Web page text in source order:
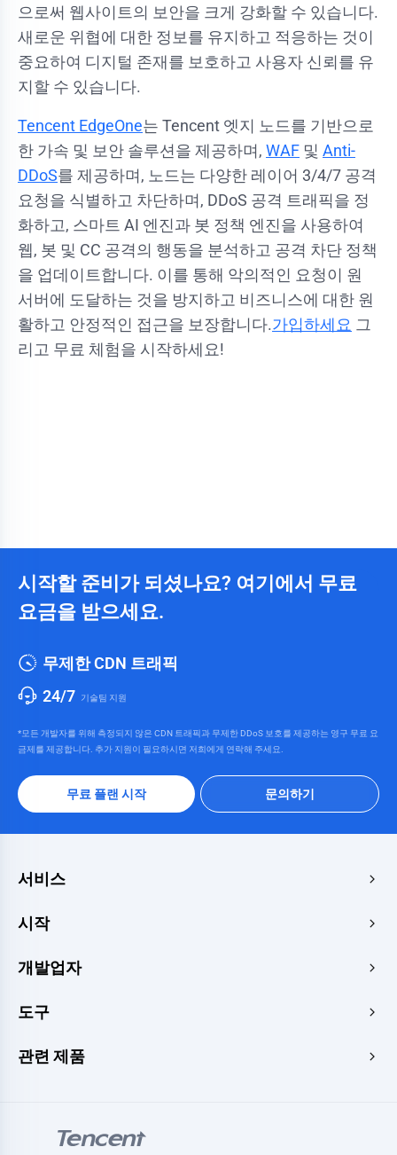
으로써 웹사이트의 보안을 크게 강화할 수 있습니다.
새로운 위협에 대한 정보를 유지하고 적응하는 것이
중요하여 디지털 존재를 보호하고 사용자 신뢰를 유
지할 수 있습니다.
Tencent EdgeOne는 Tencent 엣지 노드를 기반으로
한 가속 및 보안 솔루션을 제공하며, WAF 및 Anti-
DDoS를 제공하며, 노드는 다양한 레이어 3/4/7 공격
요청을 식별하고 차단하며, DDoS 공격 트래픽을 정
화하고, 스마트 AI 엔진과 봇 정책 엔진을 사용하여
웹, 봇 및 CC 공격의 행동을 분석하고 공격 차단 정책
을 업데이트합니다. 이를 통해 악의적인 요청이 원
서버에 도달하는 것을 방지하고 비즈니스에 대한 원
활하고 안정적인 접근을 보장합니다.가입하세요 그
리고 무료 체험을 시작하세요!
시작할 준비가 되셨나요? 여기에서 무료
요금을 받으세요.
무제한 CDN 트래픽
24/7
기술팀 지원
*모든 개발자를 위해 측정되지 않은 CDN 트래픽과 무제한 DDoS 보호를 제공하는 영구 무료 요
금제를 제공합니다. 추가 지원이 필요하시면 저희에게 연락해 주세요.
무료 플랜 시작 문의하기
서비스
에지 가속 및 보안
가장자리 함수
시작
가격
콘솔
개발업자
블로그
도구
웹사이트 속도 테스트
HLS 플레이어
관련 제품
Tencent VooV Meeting